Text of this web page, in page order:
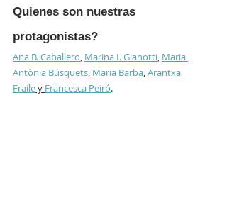
Quienes son nuestras
protagonistas?
Ana B. Caballero, Marina I. Gianotti, Maria
Antònia Búsquets, Maria Barba, Arantxa
Fraile y Francesca Peiró.